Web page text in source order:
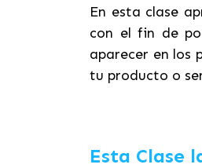
En esta clase
con el fin de
aparecer en los
tu producto o
Esta Clase